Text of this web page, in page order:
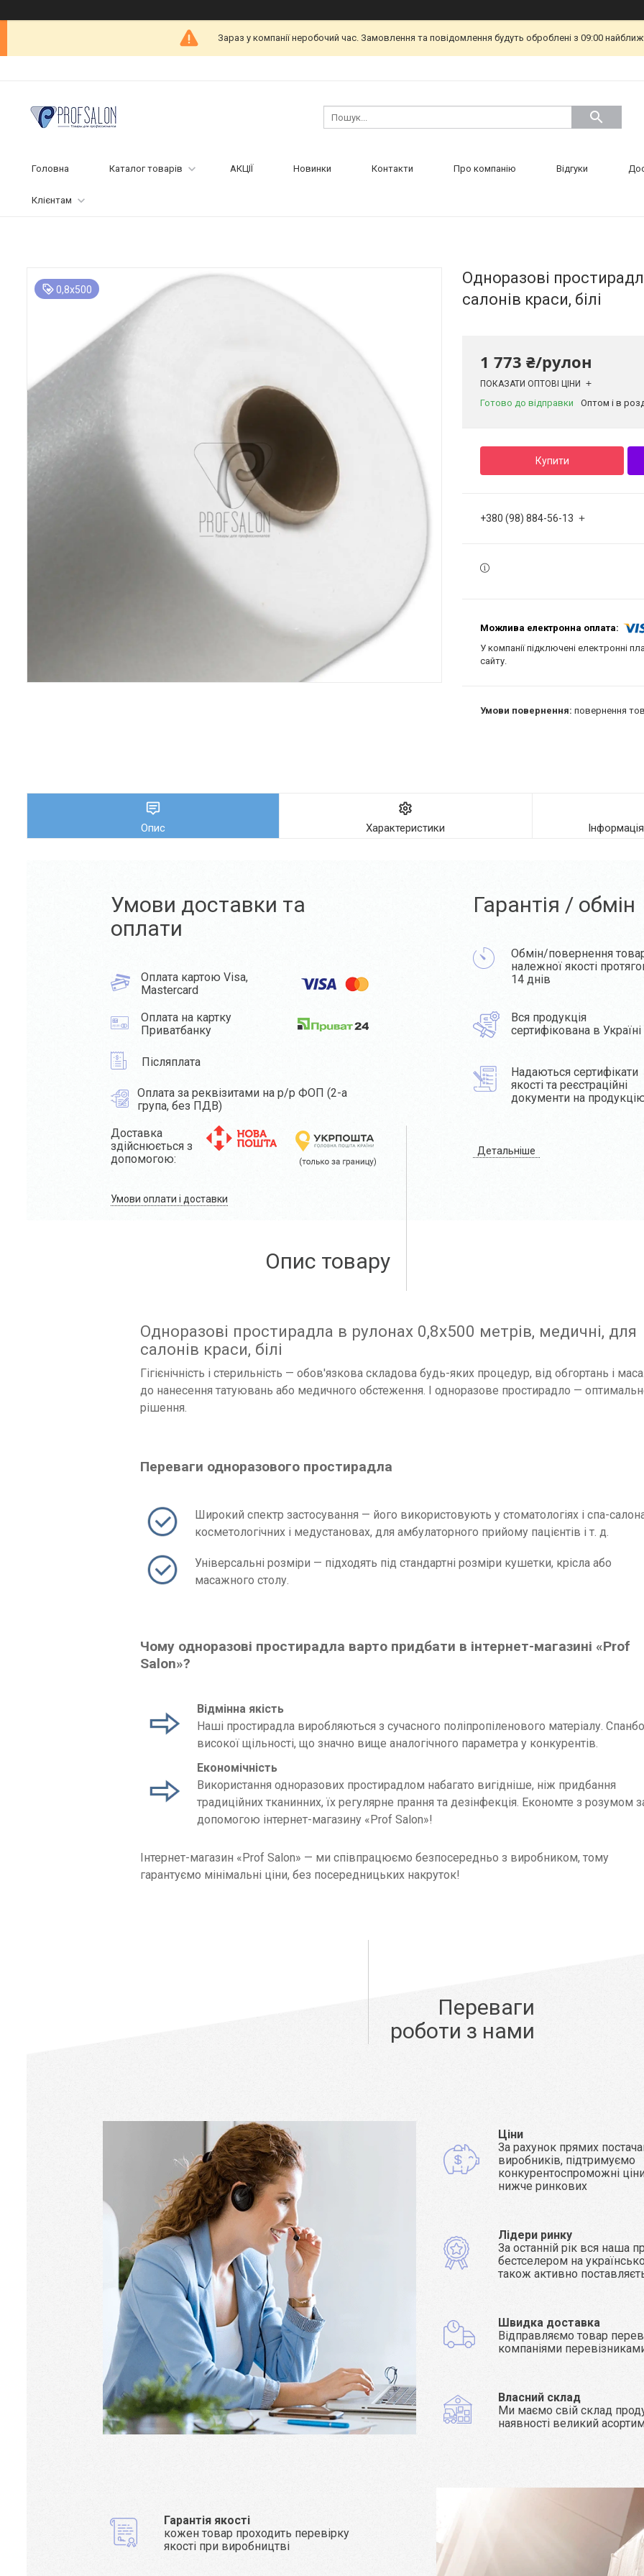
Зараз у компанії неробочий час. Замовлення та повідомлення будуть оброблені з 09:00
Головна Каталог товарів АКЦІЇ Новинки Контакти Про компанію Відгуки
Клієнтам
0,8х500
Одноразові
салонів краси, білі
1 773 ₴/рулон
ПОКАЗАТИ ОПТОВІ ЦІНИ
Готово до відправки Оптом і в
Купити
+380 (98) 884-56-13
У компанії підключені електронні
сайту.
повернення
Опис Характеристики
Умови доставки та
оплати
Оплата картою Visa,
Mastercard
Оплата на картку
Приватбанку
Післяплата
Оплата за реквізитами на р/р ФОП (2-а
група, без ПДВ)
Доставка
здійснюється з
допомогою:
Умови оплати і доставки
Гарантія / обмін
Обмін/повернення
належної якості
14 днів
Вся продукція
сертифікована в Україні
Надаються сертифікати
якості та реєстраційні
документи на
Детальніше
Опис товару
Одноразові простирадла в рулонах 0,8х500 метрів, медичні, для
салонів краси, білі
Гігієнічність і стерильність — обов'язкова складова будь-яких процедур, від обгортань і
до нанесення татуювань або медичного обстеження. І одноразове простирадло —
рішення.
Переваги одноразового простирадла
Широкий спектр застосування — його використовують у стоматологіях і спа-
косметологічних і медустановах, для амбулаторного прийому пацієнтів і т. д.
Універсальні розміри — підходять під стандартні розміри кушетки, крісла або
масажного столу.
Чому одноразові простирадла варто придбати в інтернет-магазині «Prof
Salon»?
Відмінна якість
Наші простирадла виробляються з сучасного поліпропіленового матеріалу.
високої щільності, що значно вище аналогічного параметра у конкурентів.
Економічність
Використання одноразових простирадлом набагато вигідніше, ніж придбання
традиційних тканинних, їх регулярне прання та дезінфекція. Економте з розумом
допомогою інтернет-магазину «Prof Salon»!
Інтернет-магазин «Prof Salon» — ми співпрацюємо безпосередньо з виробником, тому
гарантуємо мінімальні ціни, без посередницьких накруток!
Переваги
роботи з нами
Ціни
За рахунок прямих
виробників, підтримуємо
конкурентоспроможні ціни
нижче ринкових
Лідери ринку
За останній рік вся наша
бестселером на
також активно
Швидка доставка
Відправляємо товар
компаніями
Власний склад
Ми маємо свій склад
наявності великий
Гарантія якості
кожен товар проходить перевірку
якості при виробництві